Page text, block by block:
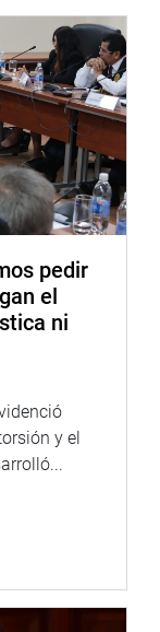
Carmen Koc
Miguel Caya
Grande: Ing.
de la Red de
Roy Danny
Alberto
del Gore,
Gerencia
Red
pedir
el
ni
y el